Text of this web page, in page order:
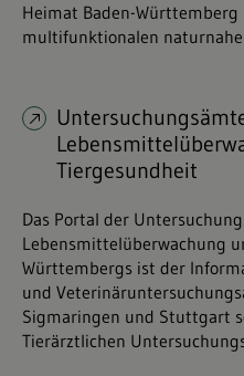
Heimat Baden-
multifunktionalen
Tiergesundheit
Das Portal der
Lebensmittelüberwachung
Württembergs ist der
und
Sigmaringen und Stuttgart
Tierärztlichen